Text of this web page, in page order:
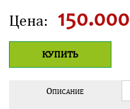
Цена: 150.000
КУПИТЬ
ОПИСАНИЕ